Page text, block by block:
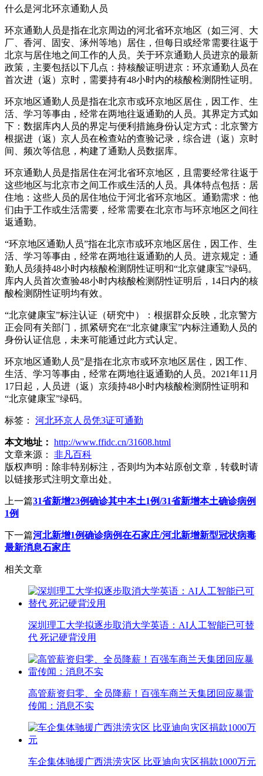
什么是河北环京通勤人员
环京通勤人员是指在北京周边的河北省环京地区（如三河、大
厂、香河、固安、涿州等地）居住，但每日或经常需要往返于
北京与居住地之间工作的人员。关于环京通勤人员进京的最新
政策，主要包括以下几点：持核酸证明进京：环京通勤人员在
首次进（返）京时，需要持有48小时内的核酸检测阴性证明。
环京地区通勤人员是指在北京市或环京地区居住，因工作、生
活、学习等事由，经常在两地往返通勤的人员。其界定方式如
下：数据库内人员的界定与便利措施身份认定方式：北京警方
根据进（返）京人员在检查站的查验记录，综合进（返）京时
间、频次等信息，构建了通勤人员数据库。
环京通勤人员是指居住在河北省环京地区，且需要经常往返于
这些地区与北京市之间工作或生活的人员。具体特点包括：居
住地：这些人员的居住地位于河北省环京地区。通勤需求：他
们由于工作或生活需要，经常需要在北京市与环京地区之间往
返通勤。
“环京地区通勤人员”指在北京市或环京地区居住，因工作、生
活、学习等事由，经常在两地往返通勤的人员。进京规定：通
勤人员须持48小时内核酸检测阴性证明和“北京健康宝”绿码。
库内人员首次查验48小时内核酸检测阴性证明后，14日内的核
酸检测阴性证明均有效。
“北京健康宝”标注认证（研究中）：根据群众反映，北京警方
正会同有关部门，抓紧研究在“北京健康宝”内标注通勤人员的
身份认证信息，未来可能通过此方式认定。
环京地区通勤人员”是指在北京市或环京地区居住，因工作、
生活、学习等事由，经常在两地往返通勤的人员。2021年11月
17日起，人员进（返）京须持48小时内核酸检测阴性证明和
“北京健康宝”绿码。
标签： 河北环京人员凭3证可通勤
本文地址： http://www.ffidc.cn/31608.html
文章来源：
非凡百科
版权声明： 除非特别标注，否则均为本站原创文章，转载时请
以链接形式注明文章出处。
上一篇31省新增23例确诊其中本土1例/31省新增本土确诊病例
1例
下一篇河北新增1例确诊病例在石家庄/河北新增新型冠状病毒
最新消息石家庄
相关文章
深圳理工大学拟逐步取消大学英语：AI人工智能已可替
代 死记硬背没用
高管薪资归零、全员降薪！百强车商兰天集团回应暴雷
传闻：消息不实
车企集体驰援广西洪涝灾区 比亚迪向灾区捐款1000万元